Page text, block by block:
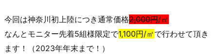
今回は神奈川初上陸につき通常価格2,000円/㎡
なんとモニター先着5組様限定で1,100円/㎡で行わせて頂き
ます！（2023年年末まで！）